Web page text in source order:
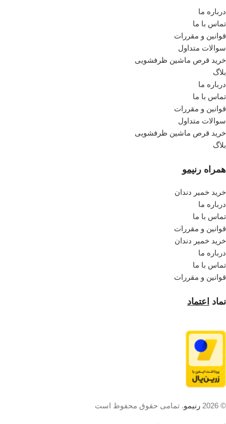
درباره ما
تماس با ما
قوانین و مقررات
سوالات متداول
خرید قرص ماشین ظرفشویی
بلاگ
درباره ما
تماس با ما
قوانین و مقررات
سوالات متداول
خرید قرص ماشین ظرفشویی
بلاگ
همراه رنیمو
خرید خمیر دندان
درباره ما
تماس با ما
قوانین و مقررات
خرید خمیر دندان
درباره ما
تماس با ما
قوانین و مقررات
نماد اعتماد
© 2026 رنیمو. تمامی حقوق محفوظ است